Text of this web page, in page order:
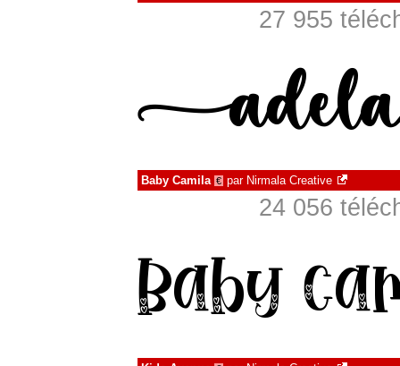
27 955
Baby Camila € par Nirmala Creative
24 056